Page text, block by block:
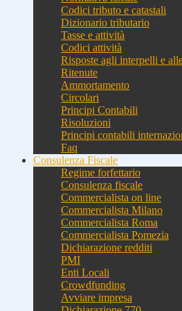
Codici tributo e catastali
Dizionario tributario
Tasse e attività
Codici attività
Risposte agli interpelli e
Ritenute
Ammortamento
Circolari
Principi Contabili
Risoluzioni
Principi contabili
Faq
Consulenza Fiscale
Regime forfettario
Consulenza fiscale
Commercialista on line
Commercialista Milano
Commercialista Roma
Commercialista Pomezia
Dichiarazione redditi
PMI
Enti Locali
Crowdfunding
Avviare impresa